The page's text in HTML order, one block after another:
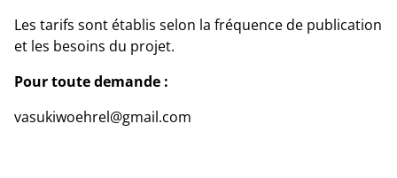
Les tarifs sont établis selon la fréquence de publication
et les besoins du projet.
Pour toute demande :
vasukiwoehrel@gmail.com